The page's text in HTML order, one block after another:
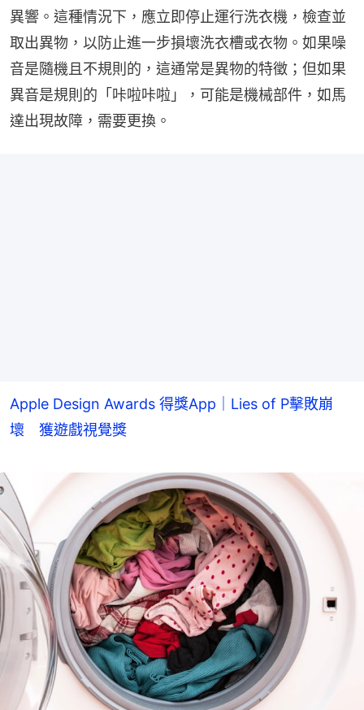
異響。這種情況下，應立即停止運行洗衣機，檢查並
取出異物，以防止進一步損壞洗衣槽或衣物。如果噪
音是隨機且不規則的，這通常是異物的特徵；但如果
異音是規則的「咔啦咔啦」，可能是機械部件，如馬
達出現故障，需要更換。
Apple Design Awards 得獎App｜Lies of P擊敗崩
壞 獲遊戲視覺獎